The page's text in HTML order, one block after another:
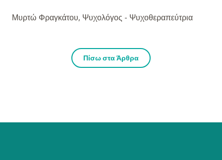
Μυρτώ Φραγκάτου, Ψυχολόγος - Ψυχοθεραπεύτρια
Πίσω στα Άρθρα